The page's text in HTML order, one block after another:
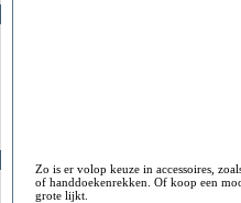
Zo is er volop keuze in accessoires,
of handdoekenrekken. Of koop een
grote lijkt.